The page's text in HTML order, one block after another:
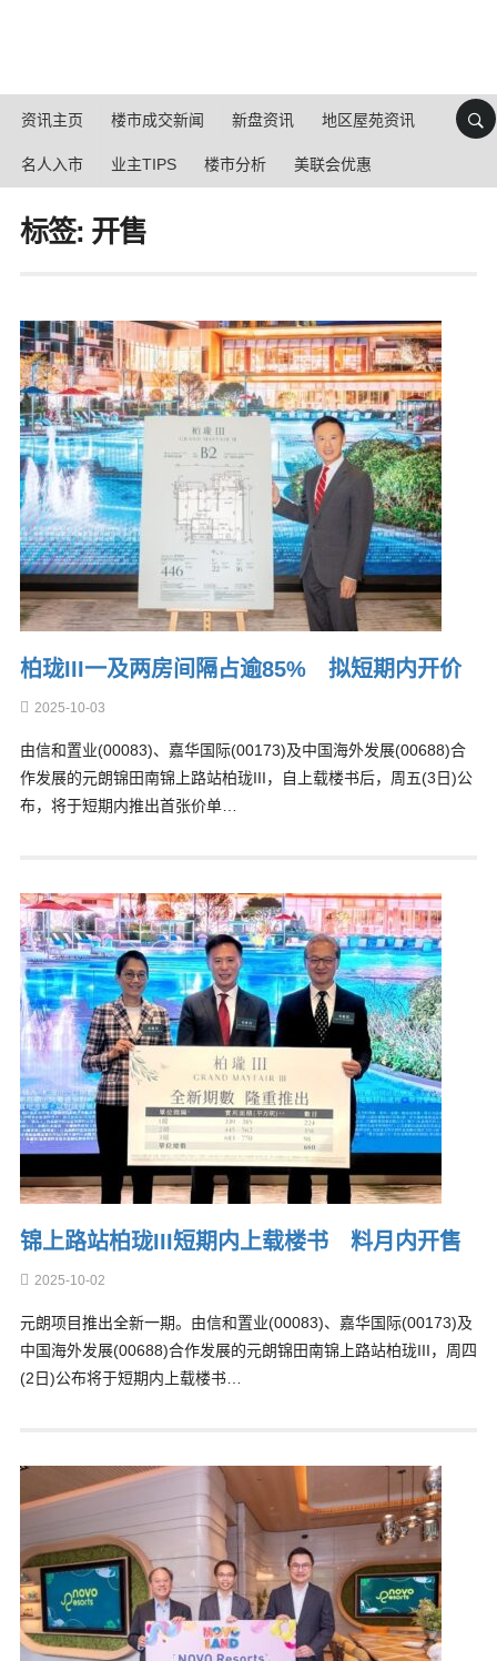
资讯主页 楼市成交新闻 新盘资讯 地区屋苑资讯
名人入市 业主TIPS 楼市分析 美联会优惠
标签: 开售
柏珑III一及两房间隔占逾85% 拟短期内开价
2025-10-03
由信和置业(00083)、嘉华国际(00173)及中国海外发展(00688)合
作发展的元朗锦田南锦上路站柏珑III，自上载楼书后，周五(3日)公
布，将于短期内推出首张价单…
锦上路站柏珑III短期内上载楼书 料月内开售
2025-10-02
元朗项目推出全新一期。由信和置业(00083)、嘉华国际(00173)及
中国海外发展(00688)合作发展的元朗锦田南锦上路站柏珑III，周四
(2日)公布将于短期内上载楼书…